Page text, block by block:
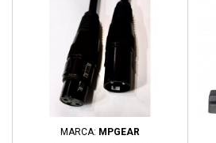
MARCA: MPGEAR